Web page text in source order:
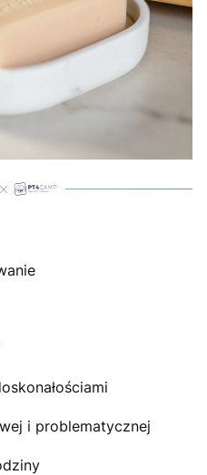
i problematycznej